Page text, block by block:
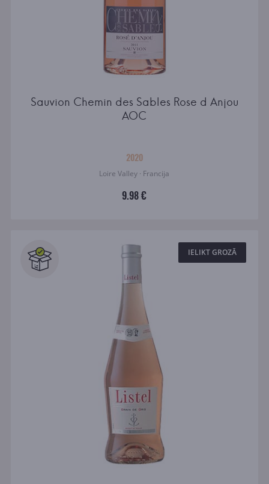
Sauvion Chemin des Sables Rose d Anjou
AOC
2020
Loire Valley · Francija
9.98 €
IELIKT GROZĀ